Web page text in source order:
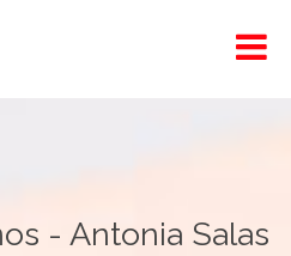
- Antonia Salas